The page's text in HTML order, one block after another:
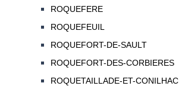
ROQUEFERE
ROQUEFEUIL
ROQUEFORT-DE-SAULT
ROQUEFORT-DES-CORBIERES
ROQUETAILLADE-ET-CONILHAC